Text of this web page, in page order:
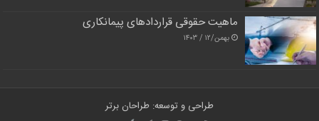
ماهیت حقوقی قراردادهای پیمانکاری
بهمن/۱۲ / ۱۴۰۳
طراحی و توسعه: طراحان برتر